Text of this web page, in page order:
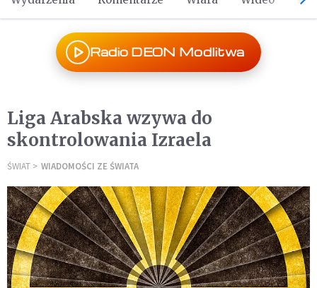
Radio DEON Modlitwa
Liga Arabska wzywa do
skontrolowania Izraela
ŚWIAT WIADOMOŚCI ZE ŚWIATA